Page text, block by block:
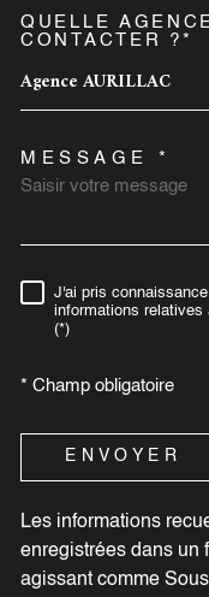
QUELLE
CONTACTER ?*
Agence AURILLAC
MESSAGE *
J'ai pris
informations relatives
(*)
* Champ obligatoire
ENVOYER
Les informations
enregistrées dans un
agissant comme